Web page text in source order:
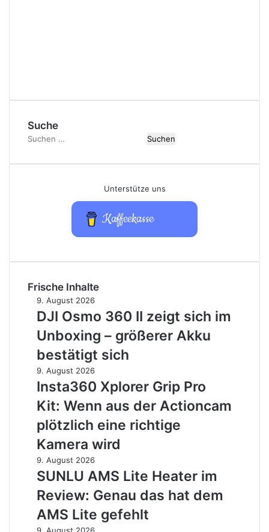
Suche
Suchen
Unterstütze uns
Kaffeekasse
Frische Inhalte
DJI
Osmo
360
II
zeigt
sich
im
Unboxing
–
größerer
Akku
bestätigt
sich
9. August 2026
DJI Osmo 360 II zeigt sich im
Unboxing – größerer Akku
bestätigt sich
Insta360
Xplorer
Pro
Kit:
Wenn
aus
der
Actioncam
plötzlich
eine
richtige
Kamera
9. August 2026
Insta360 Xplorer Grip Pro
Kit: Wenn aus der Actioncam
plötzlich eine richtige
Kamera wird
SUNLU
AMS
Lite
Heater
im
Review:
9. August 2026
SUNLU AMS Lite Heater im
Review: Genau das hat dem
AMS Lite gefehlt
Augsburger